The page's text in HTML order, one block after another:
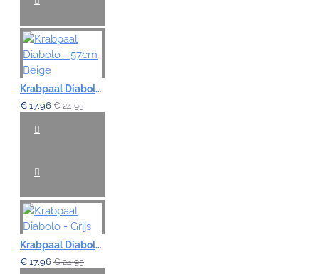
Krabpaal Diabolo - 57cm Beige
€ 17,96 € 24,95
Krabpaal Diabolo - Grijs
€ 17,96 € 24,95